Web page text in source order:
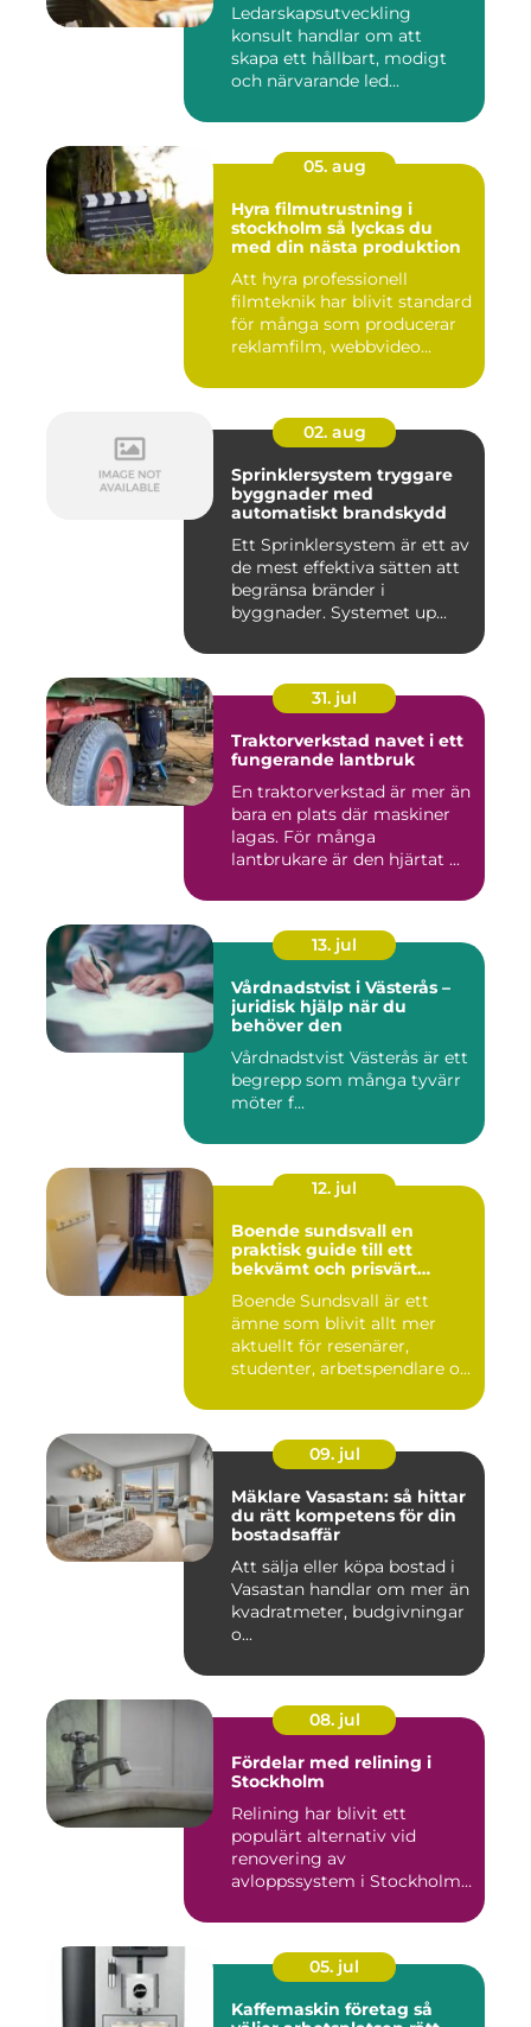
Ledarskapsutveckling
konsult handlar om att
skapa ett hållbart, modigt
och närvarande led...
05. aug
Hyra filmutrustning i
stockholm så lyckas du
med din nästa produktion
Att hyra professionell
filmteknik har blivit standard
för många som producerar
reklamfilm, webbvideo...
02. aug
Sprinklersystem tryggare
byggnader med
automatiskt brandskydd
Ett Sprinklersystem är ett av
de mest effektiva sätten att
begränsa bränder i
byggnader. Systemet up...
31. jul
Traktorverkstad navet i ett
fungerande lantbruk
En traktorverkstad är mer än
bara en plats där maskiner
lagas. För många
lantbrukare är den hjärtat ...
13. jul
Vårdnadstvist i Västerås –
juridisk hjälp när du
behöver den
Vårdnadstvist Västerås är ett
begrepp som många tyvärr
möter f...
12. jul
Boende sundsvall en
praktisk guide till ett
bekvämt och prisvärt
Boende Sundsvall är ett
ämne som blivit allt mer
aktuellt för resenärer,
studenter, arbetspendlare o...
09. jul
Mäklare Vasastan: så hittar
du rätt kompetens för din
bostadsaffär
Att sälja eller köpa bostad i
Vasastan handlar om mer än
kvadratmeter, budgivningar
o...
08. jul
Fördelar med relining i
Stockholm
Relining har blivit ett
populärt alternativ vid
renovering av
avloppssystem i Stockholm.
05. jul
Kaffemaskin företag så